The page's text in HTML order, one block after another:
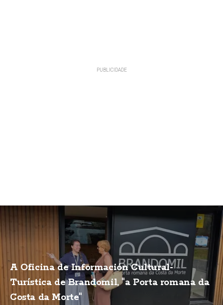
A Oficina de Información Cultural-
Turística de Brandomil, "a Porta romana da
Costa da Morte"